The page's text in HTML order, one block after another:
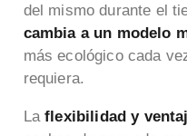
del mismo durante el
cambia a un modelo
más ecológico cada
requiera.
Laflexibilidad y